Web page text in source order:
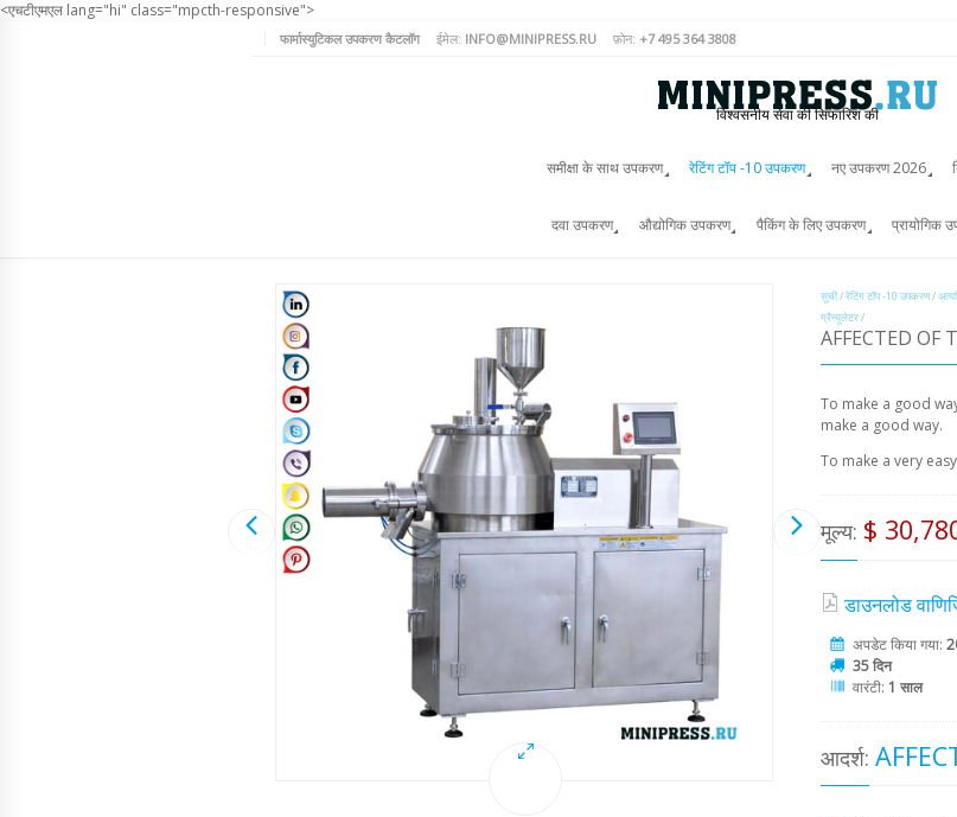
<एचटीएमएल lang="hi" class="mpcth-responsive">
फार्मास्युटिकल उपकरण कैटलॉग ईमेल: INFO@MINIPRESS.RU फ़ोन: +7 495 364 3808
विश्वसनीय सेवा की सिफारिश की
समीक्षा के साथ उपकरण रेटिंग टॉप -10 उपकरण नए उपकरण 2026
दवा उपकरण औद्योगिक उपकरण पैकिंग के लिए उपकरण प्रायोगिक
सूची/रेटिंग टॉप -10 उपकरण/
ग्रैन्यूलेटर/
AFFECTED OF
To make a good
make a good way.
To make a very
मूल्य: $
डाउनलोड
अपडेट किया गया:
35 दिन
वारंटी: 1 साल
आदर्श: